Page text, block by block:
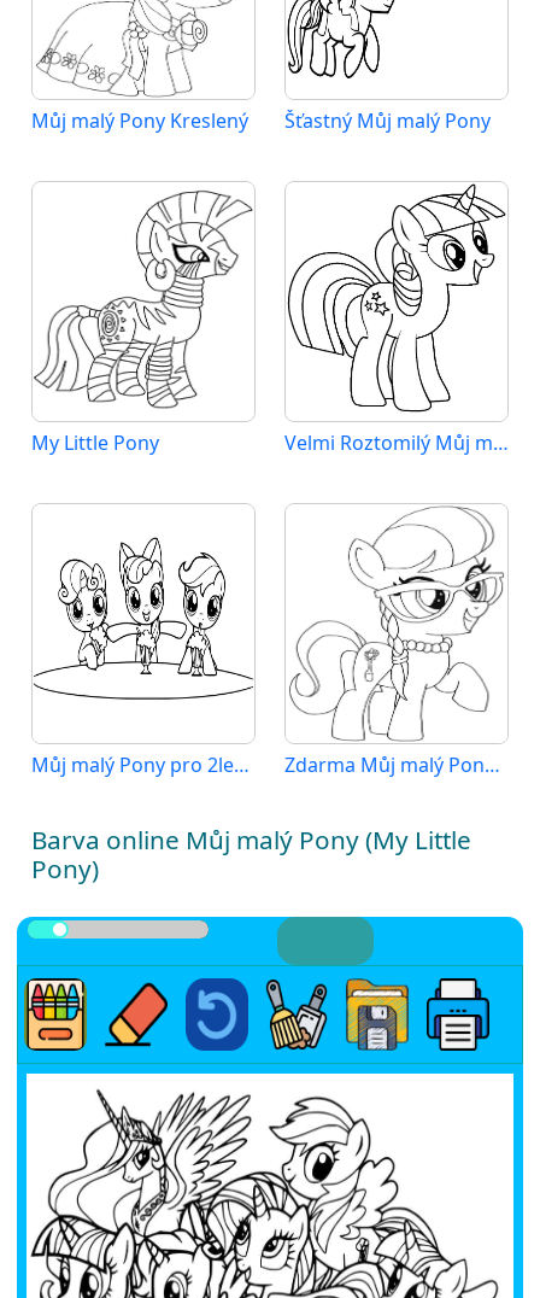
Můj malý Pony Kreslený Šťastný Můj malý Pony
My Little Pony Velmi Roztomilý Můj malý Pony
Můj malý Pony pro 2leté Děti Zdarma Můj malý Pony pro Malé Děti
Barva online Můj malý Pony (My Little
Pony)